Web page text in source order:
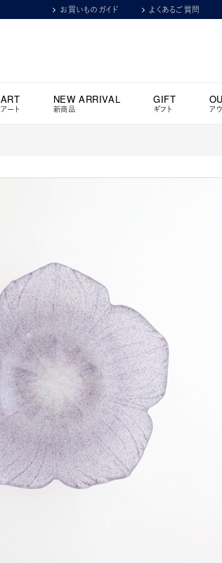
お買いものガイド よくあるご質問
ART
アート
NEW ARRIVAL
新商品
GIFT
ギフト ア